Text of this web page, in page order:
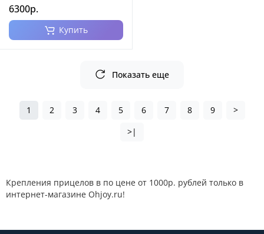
6300р.
Купить
Показать еще
1 2 3 4 5 6 7 8 9
>
>|
Крепления прицелов в по цене от 1000р. рублей только в
интернет-магазине Ohjoy.ru!